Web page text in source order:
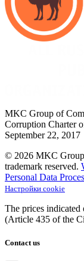
MKC Group of
Corruption Charter
September 22, 2017
© 2026 MKC
trademark reserved.
Personal Data
Настройки cookie
The prices
(Article 435 of the
Contact us